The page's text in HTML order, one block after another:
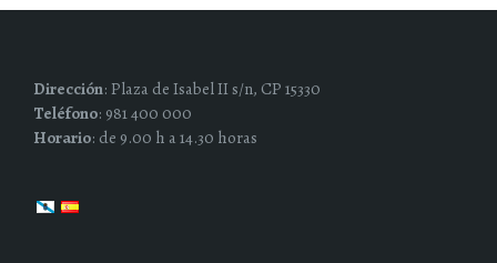
Dirección: Plaza de Isabel II s/n, CP 15330
Teléfono: 981 400 000
Horario: de 9.00 h a 14.30 horas